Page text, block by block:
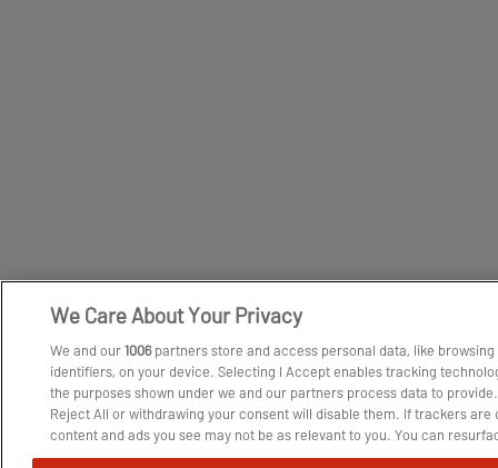
We Care About Your Privacy
We and our1006partners store and access personal data, like
identifiers, on your device. Selecting I Accept enables tracking
the purposes shown under we and our partners process data to
Reject All or withdrawing your consent will disable them. If trackers are
content and ads you see may not be as relevant to you. You can
change your choices or withdraw consent at any time by clicking the